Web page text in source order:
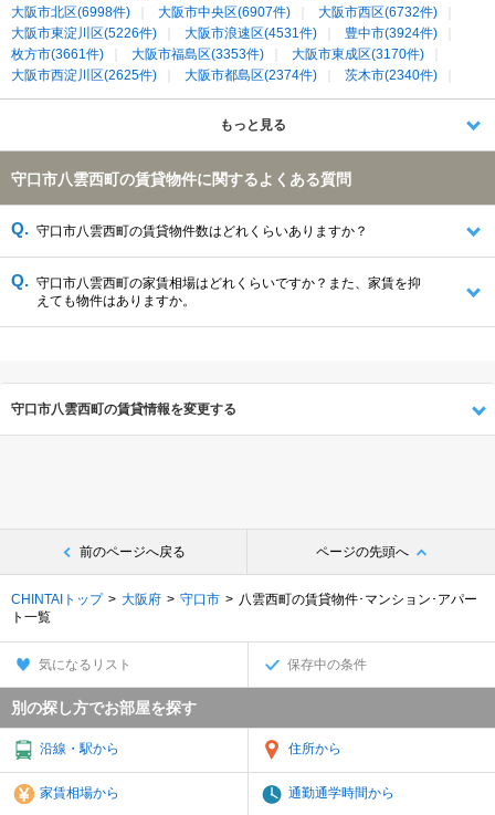
大阪市北区(6998件)
大阪市中央区(6907件)
大阪市西区(6732件)
大阪市東淀川区(5226件)
大阪市浪速区(4531件)
豊中市(3924件)
枚方市(3661件)
大阪市福島区(3353件)
大阪市東成区(3170件)
大阪市西淀川区(2625件)
大阪市都島区(2374件)
茨木市(2340件)
大阪市城東区(2022件)
大阪市天王寺区(1993件)
寝屋川市(1984件)
箕面市(871件)
大阪市大正区(496件)
四條畷市(370件)
もっと見る
守口市八雲西町の賃貸物件に関するよくある質問
守口市八雲西町の賃貸物件数はどれくらいありますか？
守口市八雲西町の家賃相場はどれくらいですか？また、家賃を抑
えても物件はありますか。
守口市八雲西町の賃貸情報を変更する
前のページへ戻る ページの先頭へ
CHINTAIトップ 大阪府 守口市
八雲西町の賃貸物件･マンション･アパー
ト一覧
気になるリスト 保存中の条件
別の探し方でお部屋を探す
沿線・駅から 住所から
家賃相場から 通勤通学時間から